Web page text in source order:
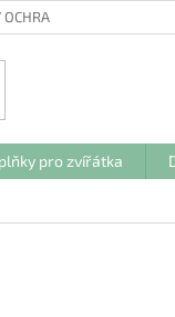
OSOBNÍCH
pro zvířátka